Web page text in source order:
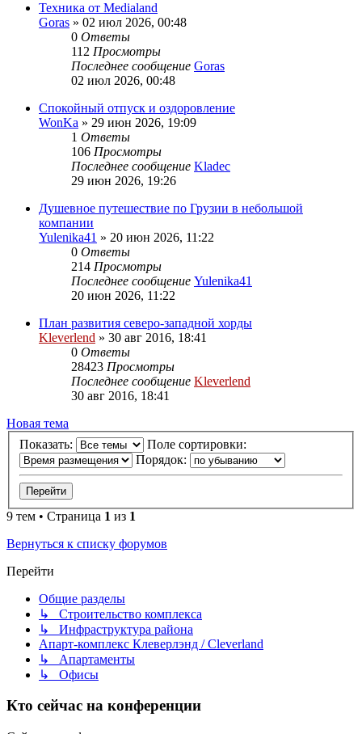
Техника от Medialand
Goras » 02 июл 2026, 00:48
0 Ответы
112 Просмотры
Последнее сообщение Goras
02 июл 2026, 00:48
Спокойный отпуск и оздоровление
WonKa » 29 июн 2026, 19:09
1 Ответы
106 Просмотры
Последнее сообщение Kladec
29 июн 2026, 19:26
Душевное путешествие по Грузии в небольшой
компании
Yulenika41 » 20 июн 2026, 11:22
0 Ответы
214 Просмотры
Последнее сообщение Yulenika41
20 июн 2026, 11:22
План развития северо-западной хорды
Kleverlend » 30 авг 2016, 18:41
0 Ответы
28423 Просмотры
Последнее сообщение Kleverlend
30 авг 2016, 18:41
Новая тема
Показать:
Поле сортировки:
Порядок:
9 тем • Страница 1 из 1
Вернуться к списку форумов
Перейти
Общие разделы
↳ Строительство комплекса
↳ Инфраструктура района
Апарт-комплекс Клеверлэнд / Cleverland
↳ Апартаменты
↳ Офисы
Кто сейчас на конференции